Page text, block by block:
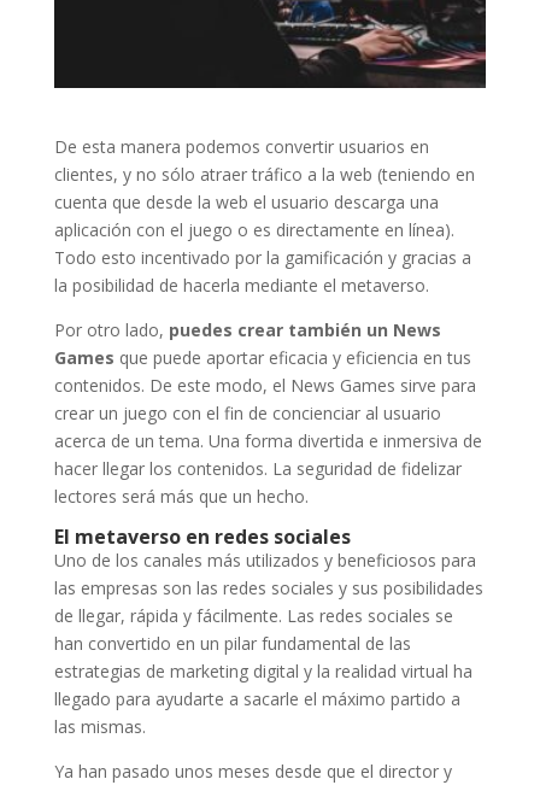
De esta manera podemos convertir usuarios en
clientes, y no sólo atraer tráfico a la web (teniendo en
cuenta que desde la web el usuario descarga una
aplicación con el juego o es directamente en línea).
Todo esto incentivado por la gamificación y gracias a
la posibilidad de hacerla mediante el metaverso.
Por otro lado, puedes crear también un News
Games que puede aportar eficacia y eficiencia en tus
contenidos. De este modo, el News Games sirve para
crear un juego con el fin de concienciar al usuario
acerca de un tema. Una forma divertida e inmersiva de
hacer llegar los contenidos. La seguridad de fidelizar
lectores será más que un hecho.
El metaverso en redes sociales
Uno de los canales más utilizados y beneficiosos para
las empresas son las redes sociales y sus posibilidades
de llegar, rápida y fácilmente. Las redes sociales se
han convertido en un pilar fundamental de las
estrategias de marketing digital y la realidad virtual ha
llegado para ayudarte a sacarle el máximo partido a
las mismas.
Ya han pasado unos meses desde que el director y